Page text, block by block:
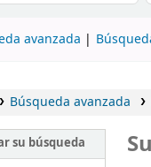
avanzada
Búsqueda avanzada
su búsqueda